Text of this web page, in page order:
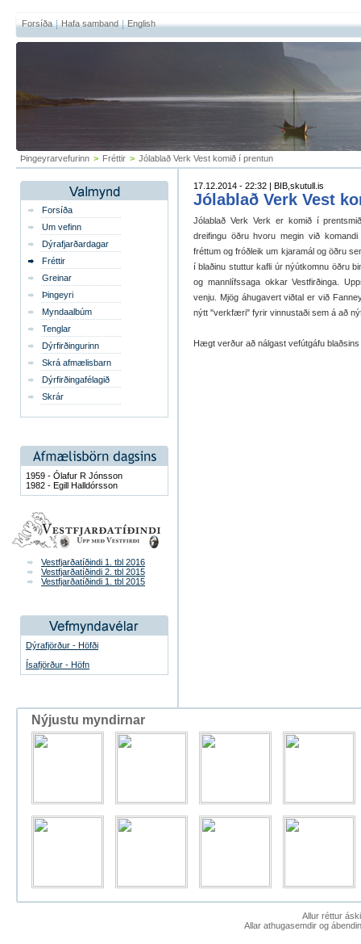
Forsíða Hafa samband English
Þingeyrarvefurinn > Fréttir > Jólablað Verk Vest komið í prentun
Forsíða
Um vefinn
Dýrafjarðardagar
Fréttir
Greinar
Þingeyri
Myndaalbúm
Tenglar
Dýrfirðingurinn
Skrá afmælisbarn
Dýrfirðingafélagið
Skrár
1959 - Ólafur R Jónsson
1982 - Egill Halldórsson
Vestfjarðatíðindi 1. tbl 2016
Vestfjarðatíðindi 2. tbl 2015
Vestfjarðatíðindi 1. tbl 2015
Dýrafjörður - Höfði
Ísafjörður - Höfn
17.12.2014 - 22:32 | BIB,skutull.is
Jólablað Verk Vest
Jólablað Verk Verk er komið í
dreifingu öðru hvoru megin við
fréttum og fróðleik um kjaramál og öðru
í blaðinu stuttur kafli úr nýútkomnu öðru
og mannlífssaga okkar Vestfirðinga.
venju. Mjög áhugavert viðtal er við
nýtt "verkfæri" fyrir vinnustaði sem á að
Hægt verður að nálgast vefútgáfu
Nýjustu myndirnar
Allur réttur
Allar athugasemdir og